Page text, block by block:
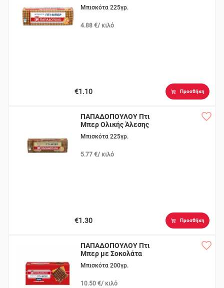
Μπισκότα 225γρ.
4.88 €/ κιλό
€1.10 Προσθήκη
ΠΑΠΑΔΟΠΟΥΛΟΥ Πτι
Μπερ Ολικής Άλεσης
Μπισκότα 225γρ.
5.77 €/ κιλό
€1.30 Προσθήκη
ΠΑΠΑΔΟΠΟΥΛΟΥ Πτι
Μπερ με Σοκολάτα
Γάλακτος
Μπισκότα 200γρ.
10.50 €/ κιλό